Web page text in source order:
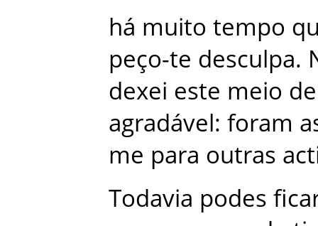
há muito tempo
peço-te desculpa.
dexei este meio de
agradável: foram
me para outras
Todavia podes